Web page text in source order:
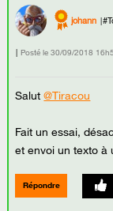
johann
Posté le ‎30/09/2018
Salut@Tiracou
Fait un essai,
et envoi un texto
Répondre